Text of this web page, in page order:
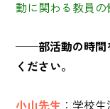
動に関わる教員の
──部活動の時間
ください。
小山先生 ：学校